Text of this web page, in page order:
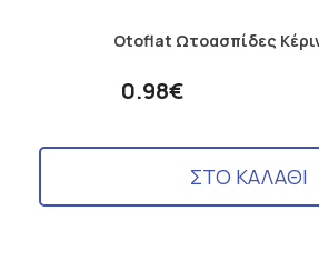
Otoflat Ωτοασπίδες
0.98€
ΣΤΟ ΚΑΛΑΘΙ